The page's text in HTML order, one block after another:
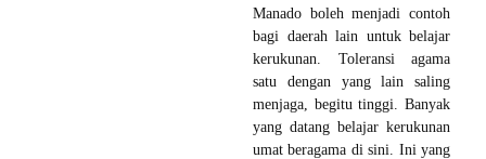
Manado boleh menjadi contoh
bagi daerah lain untuk belajar
kerukunan. Toleransi agama
satu dengan yang lain saling
menjaga, begitu tinggi. Banyak
yang datang belajar kerukunan
umat beragama di sini. Ini yang